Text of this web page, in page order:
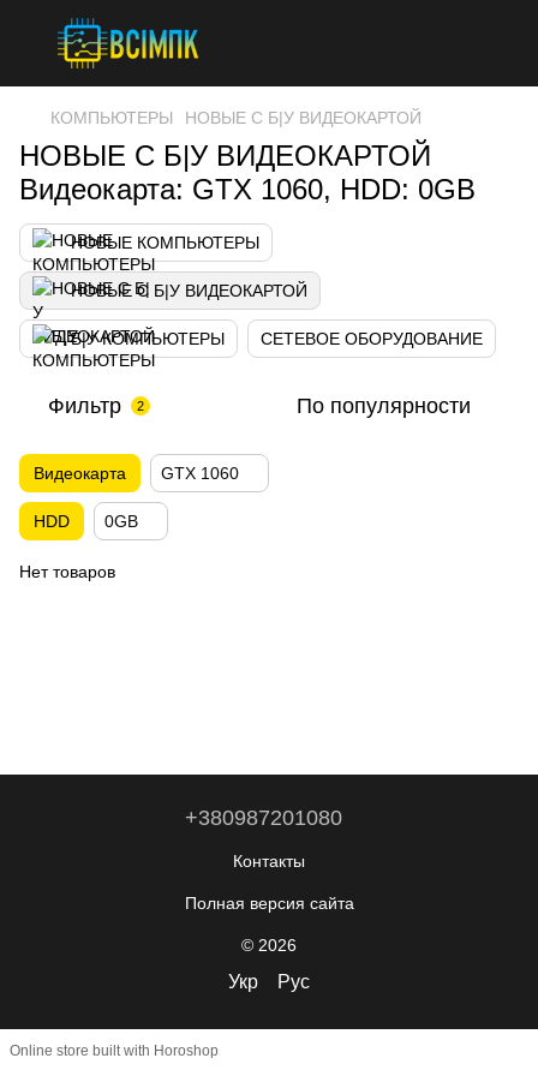
КОМПЬЮТЕРЫ НОВЫЕ С Б|У ВИДЕОКАРТОЙ
НОВЫЕ С Б|У ВИДЕОКАРТОЙ
Видеокарта: GTX 1060, HDD: 0GB
НОВЫЕ КОМПЬЮТЕРЫ
НОВЫЕ С Б|У ВИДЕОКАРТОЙ
Б|У КОМПЬЮТЕРЫ СЕТЕВОЕ ОБОРУДОВАНИЕ
Фильтр 2 По популярности
Видеокарта GTX 1060
HDD 0GB
Нет товаров
+380987201080
Контакты
Полная версия сайта
© 2026
Укр Рус
Online store built with Horoshop